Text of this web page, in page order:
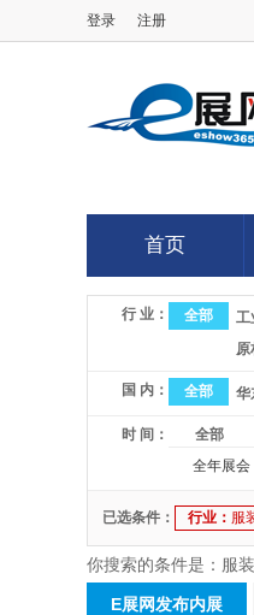
登录 注册
首页
首页
行 业： 全部 工
原
国 内： 全部 华
时 间： 全部
全年展会
已选条件： 行业： 服
你搜索的条件是：服
E展网发布内展